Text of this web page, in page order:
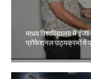
माधव विश्वविद्यालय में
प्रोफेशनल पाठ्यक्रमों में
Amit Lekh